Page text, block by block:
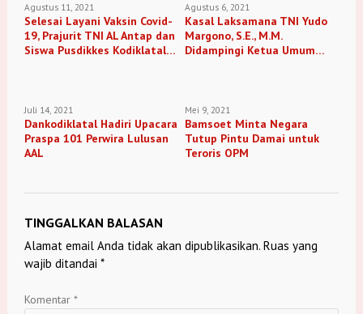
Agustus 11, 2021
Selesai Layani Vaksin Covid-
19, Prajurit TNI AL Antap dan
Siswa Pusdikkes Kodiklatal
Agustus 6, 2021
Kasal Laksamana TNI Yudo
Margono, S.E., M.M.
Didampingi Ketua Umum
Juli 14, 2021
Dankodiklatal Hadiri Upacara
Praspa 101 Perwira Lulusan
AAL
Mei 9, 2021
Bamsoet Minta Negara
Tutup Pintu Damai untuk
Teroris OPM
TINGGALKAN BALASAN
Alamat email Anda tidak akan dipublikasikan. Ruas yang
wajib ditandai *
Komentar *